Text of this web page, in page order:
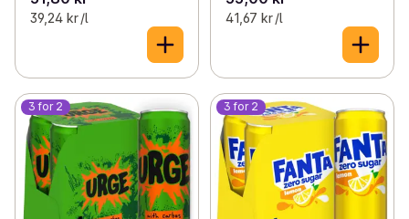
39,24 kr /l 41,67 kr /l
3 for 2 3 for 2